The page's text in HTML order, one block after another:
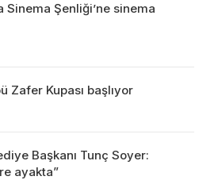
Sinema Şenliği’ne sinema
Zafer Kupası başlıyor
Başkanı Tunç Soyer:
ayakta”